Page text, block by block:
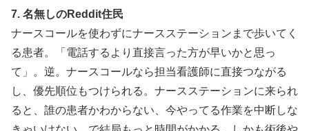
7. 名無しのReddit住民
ナースコールを使わずにナースステーションまで歩いてく
る患者。「電話するより直接言った方が早いかと思っ
て」。逆。ナースコールなら担当看護師に直接つながる
し、優先順位もつけられる。ナースステーションに来られ
ると、誰の患者かわからない、今やってる作業を中断しな